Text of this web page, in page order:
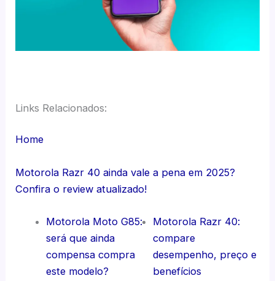
Links Relacionados:
Home
Motorola Razr 40 ainda vale a pena em 2025?
Confira o review atualizado!
Motorola Moto G85:
será que ainda
compensa compra
este modelo?
Motorola Razr 40:
compare
desempenho, preço e
benefícios